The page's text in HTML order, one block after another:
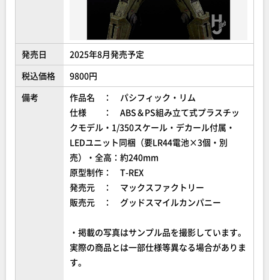
発売日
2025年8月発売予定
税込価格
9800円
備考
作品名 ： パシフィック・リム
仕様 ： ABS＆PS組み立て式プラスチッ
クモデル・1/350スケール・デカール付属・
LEDユニット同梱（要LR44電池×3個・別
売）・全高：約240mm
原型制作： T-REX
発売元 ： マックスファクトリー
販売元 ： グッドスマイルカンパニー
・掲載の写真はサンプル品を撮影しています。
実際の商品とは一部仕様等異なる場合がありま
す。